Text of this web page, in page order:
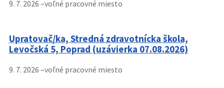
9. 7. 2026 –voľné pracovné miesto
Upratovač/ka, Stredná zdravotnícka škola,
Levočská 5, Poprad (uzávierka 07.08.2026)
9. 7. 2026 –voľné pracovné miesto